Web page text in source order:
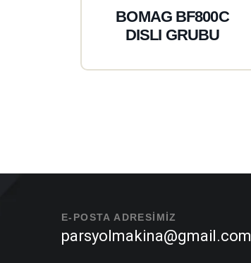
BOMAG BF800C
DISLI GRUBU
E-POSTA ADRESİMİZ
parsyolmakina@gmail.com